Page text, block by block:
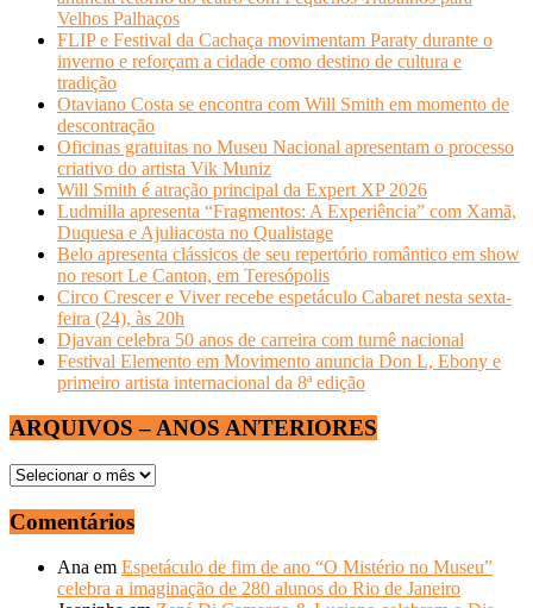
Velhos Palhaços
FLIP e Festival da Cachaça movimentam Paraty durante o
inverno e reforçam a cidade como destino de cultura e
tradição
Otaviano Costa se encontra com Will Smith em momento de
descontração
Oficinas gratuitas no Museu Nacional apresentam o processo
criativo do artista Vik Muniz
Will Smith é atração principal da Expert XP 2026
Ludmilla apresenta “Fragmentos: A Experiência” com Xamã,
Duquesa e Ajuliacosta no Qualistage
Belo apresenta clássicos de seu repertório romântico em show
no resort Le Canton, em Teresópolis
Circo Crescer e Viver recebe espetáculo Cabaret nesta sexta-
feira (24), às 20h
Djavan celebra 50 anos de carreira com turnê nacional
Festival Elemento em Movimento anuncia Don L, Ebony e
primeiro artista internacional da 8ª edição
ARQUIVOS – ANOS ANTERIORES
ARQUIVOS
ANOS
ANTERIORES
Comentários
Ana em Espetáculo de fim de ano “O Mistério no Museu”
celebra a imaginação de 280 alunos do Rio de Janeiro